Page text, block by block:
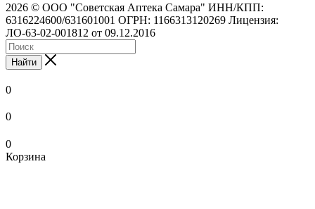
2026 © ООО "Советская Аптека Самара" ИНН/КПП:
6316224600/631601001 ОГРН: 1166313120269 Лицензия:
ЛО-63-02-001812 от 09.12.2016
Найти
0
0
0
Корзина